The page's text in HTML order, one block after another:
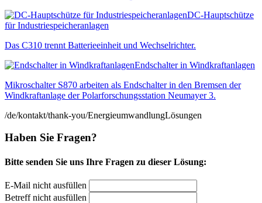
DC-Hauptschütze
für Industriespeicheranlagen
Das C310 trennt Batterieeinheit und Wechselrichter.
Endschalter in Windkraftanlagen
Mikroschalter S870 arbeiten als Endschalter in den Bremsen der
Windkraftanlage der Polarforschungsstation Neumayer 3.
/de/kontakt/thank-you/EnergieumwandlungLösungen
Haben Sie Fragen?
Bitte senden Sie uns Ihre Fragen zu dieser Lösung:
E-Mail nicht ausfüllen
Betreff nicht ausfüllen